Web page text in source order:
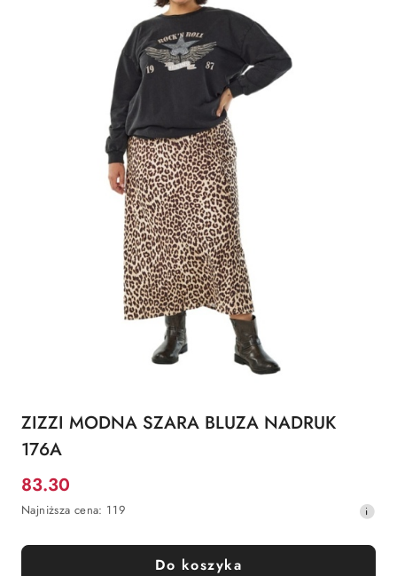
ZIZZI MODNA SZARA BLUZA NADRUK
176A
Cena
promocyjna:
83.30
Najniższa
z
30
Najniższa cena: 119
Do koszyka